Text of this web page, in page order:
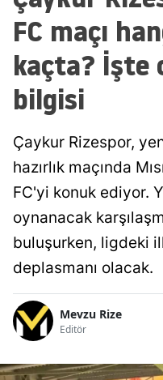
FC maçı
kaçta? İşte
bilgisi
Çaykur Rizespor,
hazırlık maçında
FC'yi konuk ediyor.
oynanacak
buluşurken, ligdeki
deplasmanı olacak.
Mevzu Rize
Editör